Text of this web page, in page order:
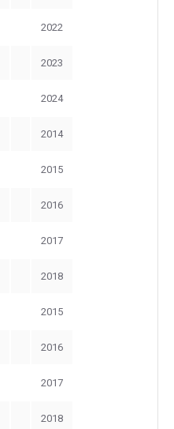
2022
2023
2024
2014
2015
2016
2017
2018
2015
2016
2017
2018